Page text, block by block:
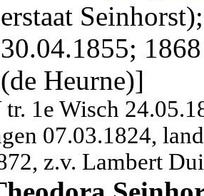
Heurne)]
1e Wisch
07.03.1824,
z.v. Lambert